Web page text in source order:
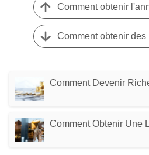
Comment Devenir
Comment Obtenir Une